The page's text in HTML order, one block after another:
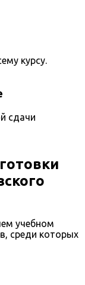
курсу.
сдачи
учебном
среди которых